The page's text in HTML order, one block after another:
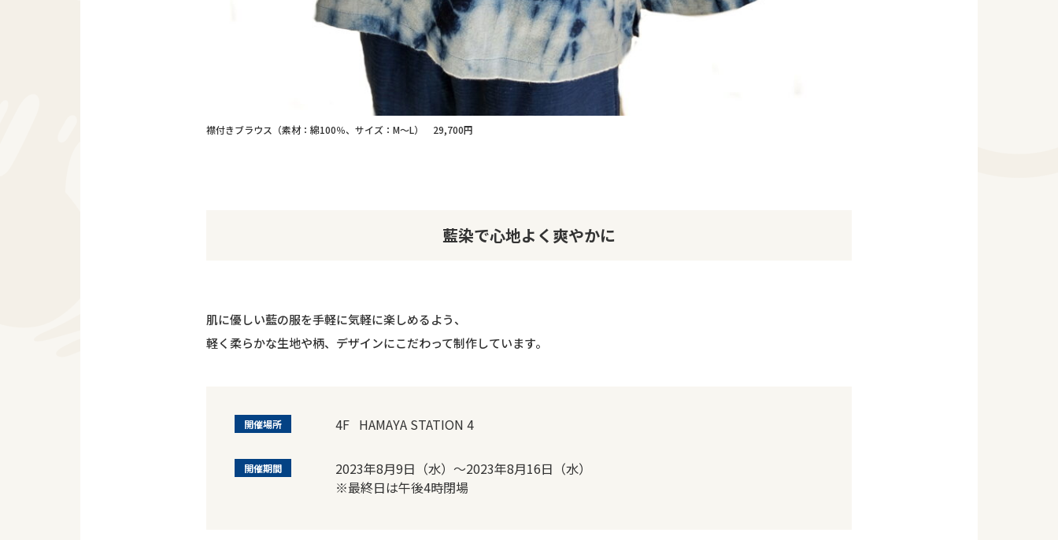
襟付きブラウス（素材：綿100％、サイズ：M～L） 29,700円
藍染で心地よく爽やかに
肌に優しい藍の服を手軽に気軽に楽しめるよう、
軽く柔らかな生地や柄、デザインにこだわって制作しています。
開催場所 4F HAMAYA STATION 4
開催期間
2023年8月9日（水）～2023年8月16日（水）
※最終日は午後4時閉場